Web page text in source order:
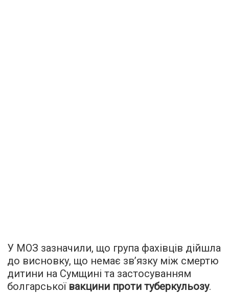
У МОЗ зазначили, що група фахівців дійшла
до висновку, що немає зв’язку між смертю
дитини на Сумщині та застосуванням
болгарської вакцини проти туберкульозу.